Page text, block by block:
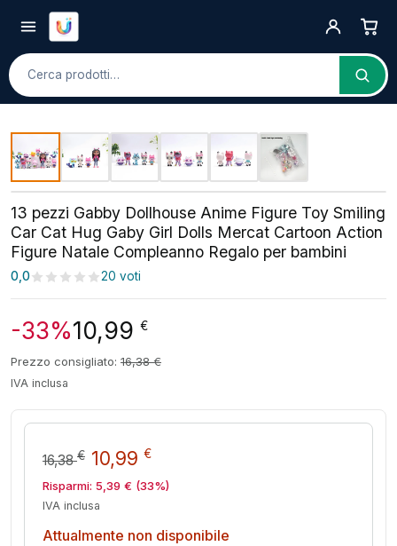
Cerca
13 pezzi Gabby Dollhouse Anime Figure Toy Smiling
Car Cat Hug Gaby Girl Dolls Mercat Cartoon Action
Figure Natale Compleanno Regalo per bambini
0,0 20 voti
-33%10,99 €
Prezzo consigliato: 16,38€
IVA inclusa
16,38€ Il prezzo originale era: 16,38 €.
10,99 €Il prezzo attuale è:
Risparmi: 5,39 € (33%)
IVA inclusa
Attualmente non disponibile